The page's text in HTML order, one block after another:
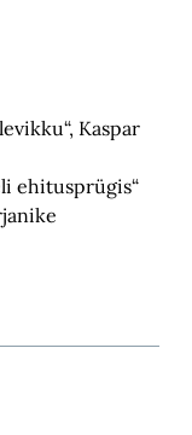
Kaspar
ehitusprügis“